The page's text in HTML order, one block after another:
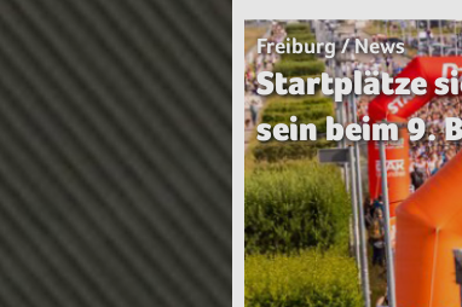
Freiburg / News
Startplätze
sein beim 9.